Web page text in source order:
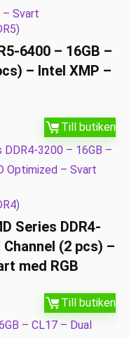
6400 – 16GB –
– Intel XMP –
Till butiken
Series DDR4-
Channel (2 pcs) –
med RGB
Till butiken